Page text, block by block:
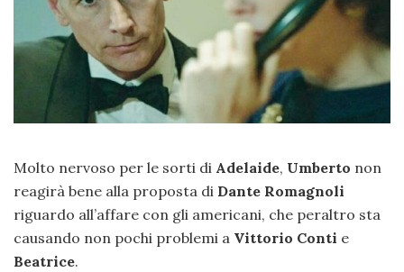
Molto nervoso per le sorti di Adelaide, Umberto non
reagirà bene alla proposta di Dante Romagnoli
riguardo all’affare con gli americani, che peraltro sta
causando non pochi problemi a Vittorio Conti e
Beatrice.